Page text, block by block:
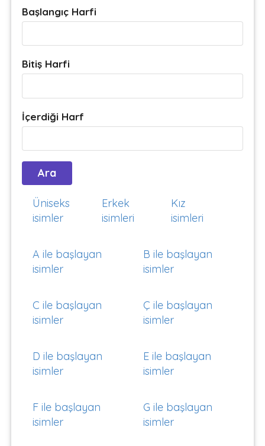
Başlangıç Harfi
Bitiş Harfi
İçerdiği Harf
Üniseks
isimler
Erkek
isimleri
Kız
isimleri
A ile başlayan
isimler
B ile başlayan
isimler
C ile başlayan
isimler
Ç ile başlayan
isimler
D ile başlayan
isimler
E ile başlayan
isimler
F ile başlayan
isimler
G ile başlayan
isimler